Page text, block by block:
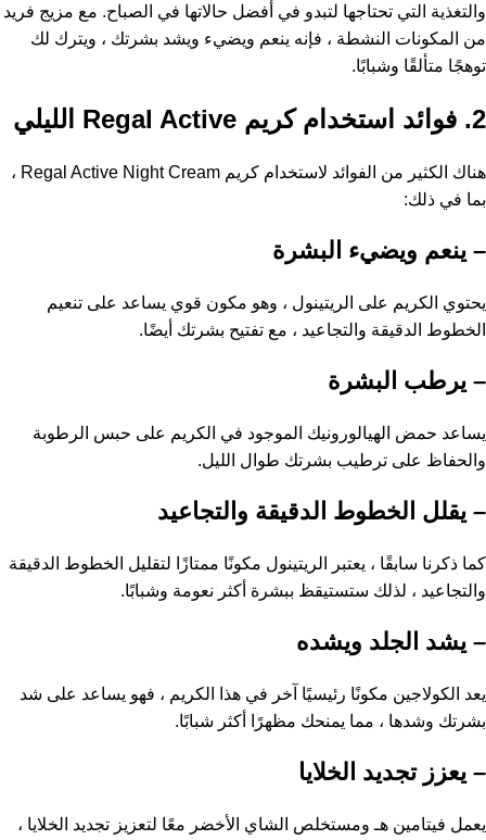
والتغذية التي تحتاجها لتبدو في أفضل حالاتها في الصباح. مع مزيج فريد
من المكونات النشطة ، فإنه ينعم ويضيء ويشد بشرتك ، ويترك لك
توهجًا متألقًا وشبابًا.
2. فوائد استخدام كريم Regal Active الليلي
هناك الكثير من الفوائد لاستخدام كريم Regal Active Night Cream ،
بما في ذلك:
– ينعم ويضيء البشرة
يحتوي الكريم على الريتينول ، وهو مكون قوي يساعد على تنعيم
الخطوط الدقيقة والتجاعيد ، مع تفتيح بشرتك أيضًا.
– يرطب البشرة
يساعد حمض الهيالورونيك الموجود في الكريم على حبس الرطوبة
والحفاظ على ترطيب بشرتك طوال الليل.
– يقلل الخطوط الدقيقة والتجاعيد
كما ذكرنا سابقًا ، يعتبر الريتينول مكونًا ممتازًا لتقليل الخطوط الدقيقة
والتجاعيد ، لذلك ستستيقظ ببشرة أكثر نعومة وشبابًا.
– يشد الجلد ويشده
يعد الكولاجين مكونًا رئيسيًا آخر في هذا الكريم ، فهو يساعد على شد
بشرتك وشدها ، مما يمنحك مظهرًا أكثر شبابًا.
– يعزز تجديد الخلايا
يعمل فيتامين هـ ومستخلص الشاي الأخضر معًا لتعزيز تجديد الخلايا ،